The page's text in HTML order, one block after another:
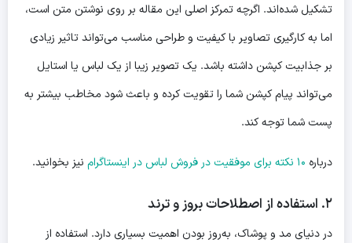
تشکیل شده‌اند. اگرچه تمرکز اصلی این مقاله بر روی نوشتن متن است،
اما به کارگیری تصاویر با کیفیت و طراحی مناسب می‌تواند تاثیر زیادی
بر جذابیت کپشن داشته باشد. یک تصویر زیبا از یک لباس یا استایل
می‌تواند پیام کپشن شما را تقویت کرده و باعث شود مخاطب بیشتر به
پست شما توجه کند.
درباره ۱۰ نکته برای موفقیت در فروش لباس در اینستاگرام نیز بخوانید.
۲. استفاده از اصطلاحات بروز و ترند
در دنیای مد و پوشاک، به‌روز بودن اهمیت بسیاری دارد. استفاده از